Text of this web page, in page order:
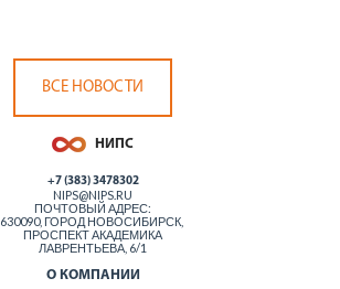
ВСЕ НОВОСТИ
+7 (383) 3478302
NIPS@NIPS.RU
ПОЧТОВЫЙ АДРЕС:
630090, ГОРОД НОВОСИБИРСК,
ПРОСПЕКТ АКАДЕМИКА
ЛАВРЕНТЬЕВА, 6/1
О КОМПАНИИ